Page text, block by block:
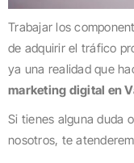
Trabajar los
de adquirir el tráfico
ya una realidad que
marketing digital en
Si tienes alguna duda
nosotros, te